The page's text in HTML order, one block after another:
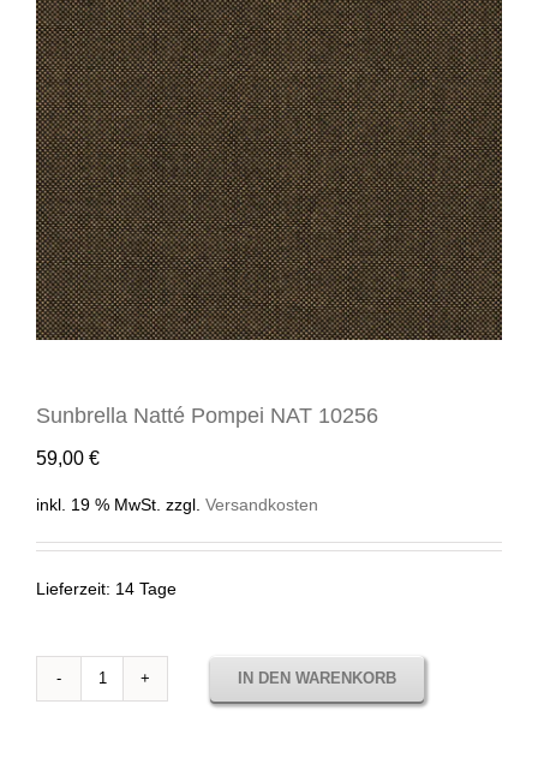
Sunbrella Natté Pompei NAT 10256
59,00 €
inkl. 19 % MwSt. zzgl. Versandkosten
Lieferzeit: 14 Tage
Sunbrella
IN DEN WARENKORB